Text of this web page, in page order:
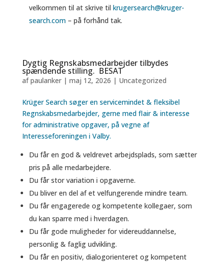
velkommen til at skrive til krugersearch@kruger-
search.com– på forhånd tak.
Dygtig Regnskabsmedarbejder tilbydes
spændende stilling. BESAT
afpaulanker| maj 12, 2026 | Uncategorized
Krüger Search søger en servicemindet & fleksibel
Regnskabsmedarbejder, gerne med flair & interesse
for administrative opgaver, på vegne af
Interesseforeningen i Valby.
Du får en god & veldrevet arbejdsplads, som sætter
pris på alle medarbejdere.
Du får stor variation i opgaverne.
Du bliver en del af et velfungerende mindre team.
Du får engagerede og kompetente kollegaer, som
du kan sparre med i hverdagen.
Du får gode muligheder for videreuddannelse,
personlig & faglig udvikling.
Du får en positiv, dialogorienteret og kompetent